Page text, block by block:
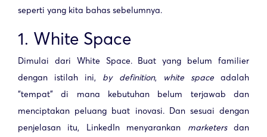
seperti yang kita bahas sebelumnya.
1. White Space
Dimulai dari White Space. Buat yang belum familier
dengan istilah ini, by definition, white spaceadalah
“tempat” di mana kebutuhan belum terjawab dan
menciptakan peluang buat inovasi. Dan sesuai dengan
penjelasan itu, LinkedIn menyarankan marketersdan